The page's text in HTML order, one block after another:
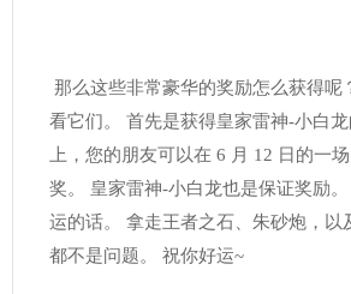
那么这些非常豪华的奖励怎么获得呢
看它们。 首先是获得皇家雷神-小白
上，您的朋友可以在 6 月 12 日的一
奖。 皇家雷神-小白龙也是保证奖励
运的话。 拿走王者之石、朱砂炮，以
都不是问题。 祝你好运~